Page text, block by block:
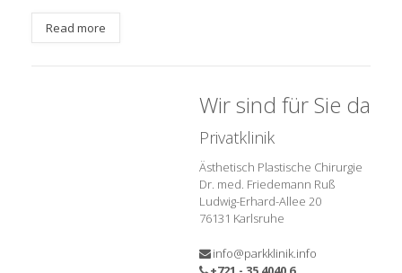
Read more
Wir sind für Sie da
Privatklinik
Ästhetisch Plastische Chirurgie
Dr. med. Friedemann Ruß
Ludwig-Erhard-Allee 20
76131 Karlsruhe
info@parkklinik.info